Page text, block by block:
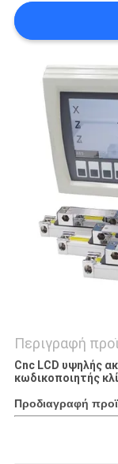
PRIVACY
POLICY
Περιγραφή
Cnc LCD υψηλής
κωδικοποιητής
Προδιαγραφή